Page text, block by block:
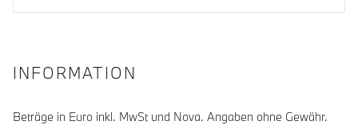
INFORMATION
Beträge in Euro inkl. MwSt und Nova. Angaben ohne Gewähr.